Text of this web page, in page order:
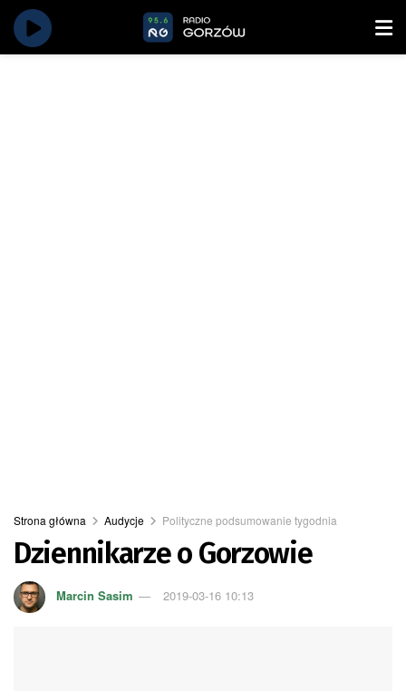
Strona główna Audycje Polityczne podsumowanie tygodnia
Dziennikarze o Gorzowie
Marcin Sasim 2019-03-16 10:13